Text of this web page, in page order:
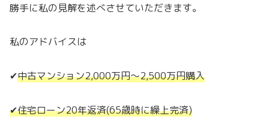
勝手に私の見解を述べさせていただきます。
私のアドバイスは
✔中古マンション2,000万円〜2,500万円購入
✔住宅ローン20年返済(65歳時に繰上完済)